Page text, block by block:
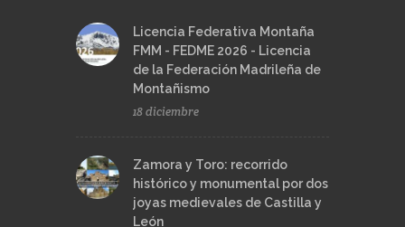
Licencia Federativa Montaña
FMM - FEDME 2026 - Licencia
de la Federación Madrileña de
Montañismo
18 diciembre
Zamora y Toro: recorrido
histórico y monumental por dos
joyas medievales de Castilla y
León